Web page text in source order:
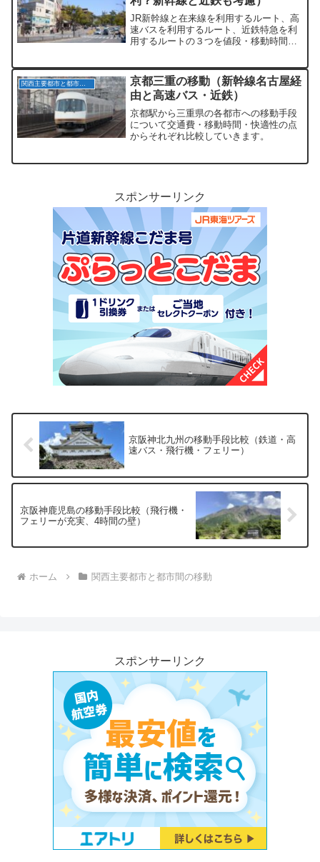
JR新幹線と在来線を利用するルート、高
速バスを利用するルート、近鉄特急を利
用するルートの３つを値段・移動時間・
京都三重の移動（新幹線名古屋経
由と高速バス・近鉄）
京都駅から三重県の各都市への移動手段
について交通費・移動時間・快適性の点
からそれぞれ比較していきます。
スポンサーリンク
京阪神北九州の移動手段比較（鉄道・高
速バス・飛行機・フェリー）
京阪神鹿児島の移動手段比較（飛行機・
フェリーが充実、4時間の壁）
ホーム 関西主要都市と都市間の移動
スポンサーリンク